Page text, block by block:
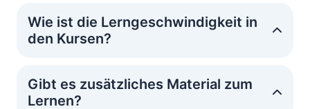
Wie ist die Lerngeschwindigkeit in
den Kursen?
Gibt es zusätzliches Material zum
Lernen?